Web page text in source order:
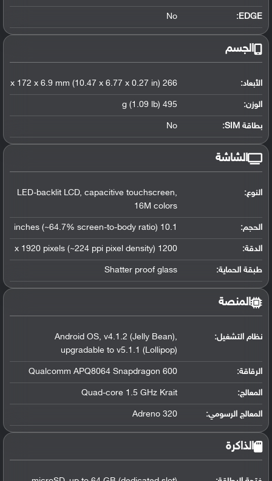
EDGE:
No
الجسم
الأبعاد: 266 x 172 x 6.9 mm (10.47 x 6.77 x 0.27 in)
الوزن: 495 g (1.09 lb)
بطاقة SIM: No
الشاشة
النوع:
LED-backlit LCD, capacitive touchscreen,
16M colors
الحجم: 10.1 inches (~64.7% screen-to-body ratio)
الدقة: 1200 x 1920 pixels (~224 ppi pixel density)
طبقة الحماية: Shatter proof glass
المنصة
نظام التشغيل:
Android OS, v4.1.2 (Jelly Bean),
upgradable to v5.1.1 (Lollipop)
الرقاقة:
Qualcomm APQ8064 Snapdragon 600
المعالج:
Quad-core 1.5 GHz Krait
المعالج الرسومي:
Adreno 320
الذاكرة